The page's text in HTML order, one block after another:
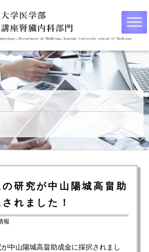
研究が中山陽城高畠助
れました！
報
中山陽城高畠助成金に採択されまし